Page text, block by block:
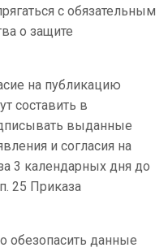
с обязательным
о защите
на публикацию
составить в
выданные
и согласия на
3 календарных дня до
25 Приказа
обезопасить данные